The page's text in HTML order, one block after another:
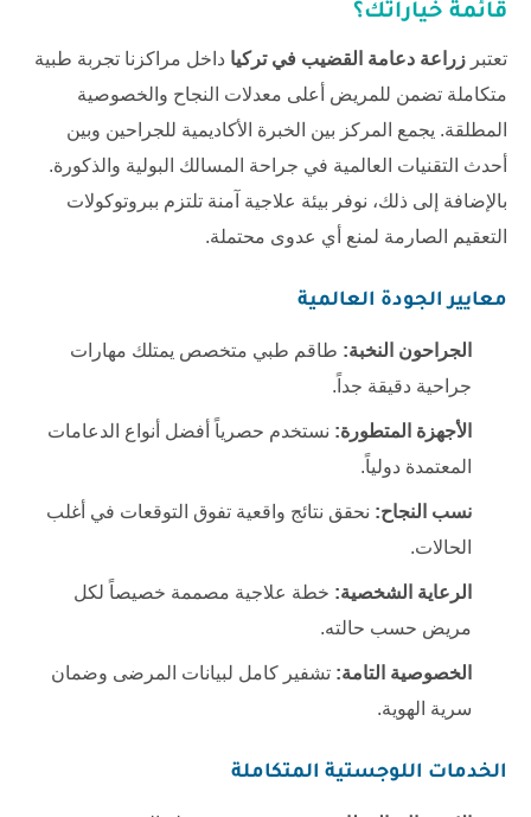
قائمة خياراتك؟
تعتبر زراعة دعامة القضيب في تركيا داخل مراكزنا تجربة طبية
متكاملة تضمن للمريض أعلى معدلات النجاح والخصوصية
المطلقة. يجمع المركز بين الخبرة الأكاديمية للجراحين وبين
أحدث التقنيات العالمية في جراحة المسالك البولية والذكورة.
بالإضافة إلى ذلك، نوفر بيئة علاجية آمنة تلتزم ببروتوكولات
التعقيم الصارمة لمنع أي عدوى محتملة.
معايير الجودة العالمية
الجراحون النخبة: طاقم طبي متخصص يمتلك مهارات
جراحية دقيقة جداً.
الأجهزة المتطورة: نستخدم حصرياً أفضل أنواع الدعامات
المعتمدة دولياً.
نسب النجاح: نحقق نتائج واقعية تفوق التوقعات في أغلب
الحالات.
الرعاية الشخصية: خطة علاجية مصممة خصيصاً لكل
مريض حسب حالته.
الخصوصية التامة: تشفير كامل لبيانات المرضى وضمان
سرية الهوية.
الخدمات اللوجستية المتكاملة